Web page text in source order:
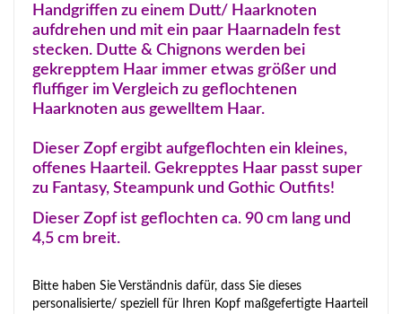
Handgriffen zu einem Dutt/ Haarknoten
aufdrehen und mit ein paar Haarnadeln fest
stecken. Dutte & Chignons werden bei
gekrepptem Haar immer etwas größer und
fluffiger im Vergleich zu geflochtenen
Haarknoten aus gewelltem Haar.
Dieser Zopf ergibt aufgeflochten ein kleines,
offenes Haarteil. Gekrepptes Haar passt super
zu Fantasy, Steampunk und Gothic Outfits!
Dieser Zopf ist geflochten ca. 90 cm lang und
4,5 cm breit.
Bitte haben Sie Verständnis dafür, dass Sie dieses
personalisierte/ speziell für Ihren Kopf maßgefertigte Haarteil